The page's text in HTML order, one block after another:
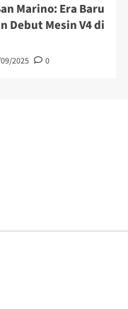
Marino: Era Baru
Debut Mesin V4 di
2025 0